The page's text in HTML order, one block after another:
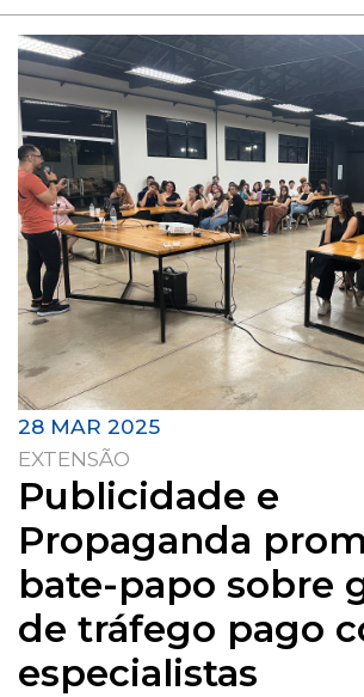
28 MAR 2025
EXTENSÃO
Publicidade e
Propaganda
bate-papo sobre
de tráfego pago
especialistas